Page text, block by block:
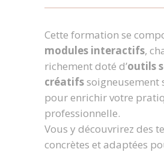
Cette formation se
modules interactifs,
richement doté d’outils
créatifssoigneusement
pour enrichir votre
professionnelle.
Vous y découvrirez des
concrètes et adaptées